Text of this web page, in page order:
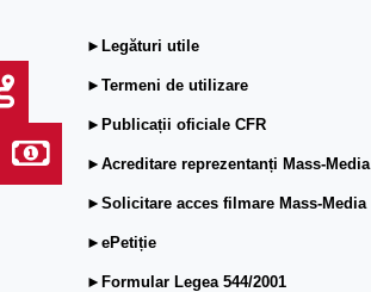
►Legături utile
►Termeni de utilizare
►Publicații oficiale CFR
►Acreditare reprezentanți Mass-Media
►Solicitare acces filmare Mass-Media
►ePetiție
►Formular Legea 544/2001